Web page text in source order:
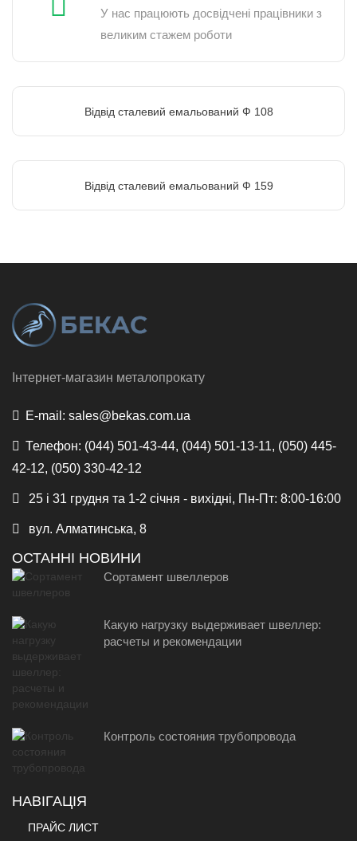
У нас працюють досвідчені працівники з
великим стажем роботи
Відвід сталевий емальований Ф 108
Відвід сталевий емальований Ф 159
Інтернет-магазин металопрокату
E-mail: sales@bekas.com.ua
Телефон: (044) 501-43-44, (044) 501-13-11, (050) 445-
42-12, (050) 330-42-12
25 і 31 грудня та 1-2 січня - вихідні, Пн-Пт: 8:00-16:00
вул. Алматинська, 8
ОСТАННІ НОВИНИ
Сортамент швеллеров
Какую нагрузку выдерживает швеллер:
расчеты и рекомендации
Контроль состояния трубопровода
НАВІГАЦІЯ
ПРАЙС ЛИСТ